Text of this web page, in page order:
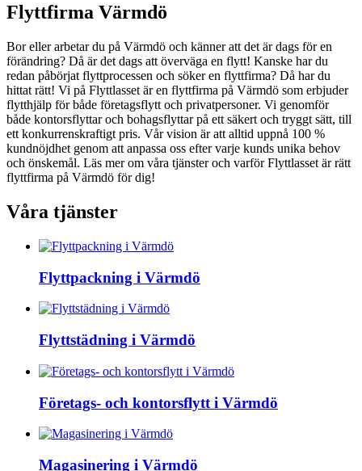
Flyttfirma Värmdö
Bor eller arbetar du på Värmdö och känner att det är dags för en
förändring? Då är det dags att överväga en flytt! Kanske har du
redan påbörjat flyttprocessen och söker en flyttfirma? Då har du
hittat rätt! Vi på Flyttlasset är en flyttfirma på Värmdö som erbjuder
flytthjälp för både företagsflytt och privatpersoner. Vi genomför
både kontorsflyttar och bohagsflyttar på ett säkert och tryggt sätt, till
ett konkurrenskraftigt pris. Vår vision är att alltid uppnå 100 %
kundnöjdhet genom att anpassa oss efter varje kunds unika behov
och önskemål. Läs mer om våra tjänster och varför Flyttlasset är rätt
flyttfirma på Värmdö för dig!
Våra tjänster
Flyttpackning i Värmdö
Flyttstädning i Värmdö
Företags- och kontorsflytt i Värmdö
Magasinering i Värmdö